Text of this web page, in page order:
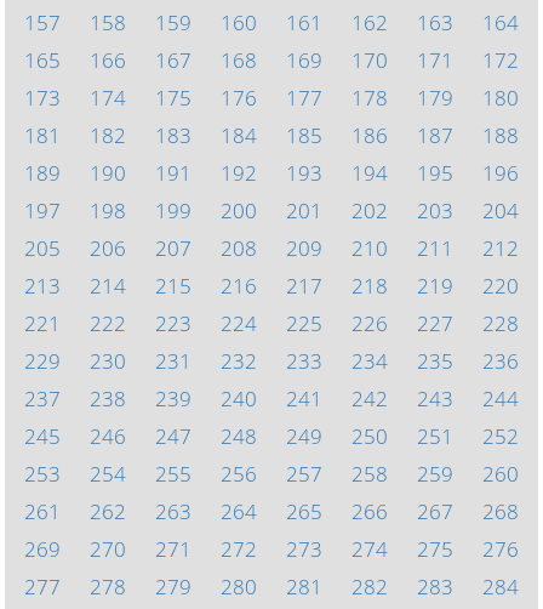
157
158 159 160 161 162 163
164
165
166 167 168 169 170 171
172
173
174 175 176 177 178 179
180
181
182 183 184 185 186 187
188
189
190 191 192 193 194 195
196
197
198 199 200 201 202 203
204
205
206 207 208 209 210 211
212
213
214 215 216 217 218 219
220
221
222 223 224 225 226 227
228
229
230 231 232 233 234 235
236
237
238 239 240 241 242 243
244
245
246 247 248 249 250 251
252
253
254 255 256 257 258 259
260
261
262 263 264 265 266 267
268
269
270 271 272 273 274 275
276
277
278 279 280 281 282 283
284